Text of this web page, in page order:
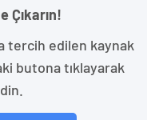
Çıkarın!
tercih edilen kaynak
butona tıklayarak